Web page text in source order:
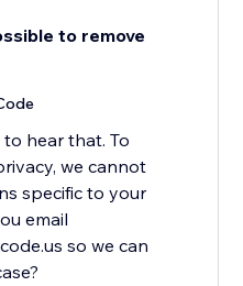
to remove
to hear that. To
we cannot
specific to your
email
so we can